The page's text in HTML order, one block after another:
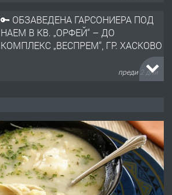
🔑 ОБЗАВЕДЕНА ГАРСОНИЕРА ПОД
НАЕМ В КВ. „ОРФЕЙ“ – ДО
КОМПЛЕКС „ВЕСПРЕМ“, ГР. ХАСКОВО
преди 2 дни
АПАРТАМЕНТ В ЦЕНТЪРА НА ГР.
ХАСКОВО
преди 3 дни
Давам гараж под наем